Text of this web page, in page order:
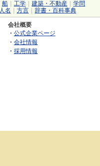
船 工学 建築・不動産
学問
人名 方言 辞書・百科事典
会社概要
・ 公式企業ページ
・ 会社情報
・ 採用情報